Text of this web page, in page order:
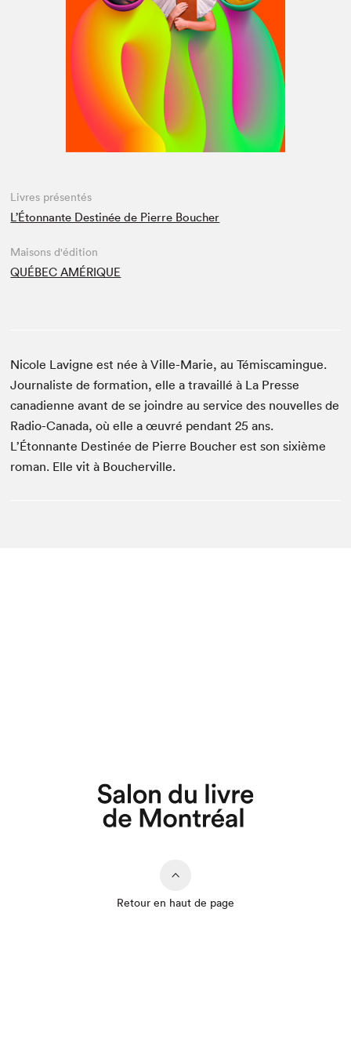
Espace médias
Livres présentés
L’Étonnante Destinée de Pierre Boucher
Maisons d'édition
QUÉBEC AMÉRIQUE
Nicole Lavigne est née à Ville-Marie, au Témiscamingue.
Journaliste de formation, elle a travaillé à La Presse
canadienne avant de se joindre au service des nouvelles de
Radio-Canada, où elle a œuvré pendant 25 ans.
L’Étonnante Destinée de Pierre Boucher est son sixième
roman. Elle vit à Boucherville.
Retour en haut de page